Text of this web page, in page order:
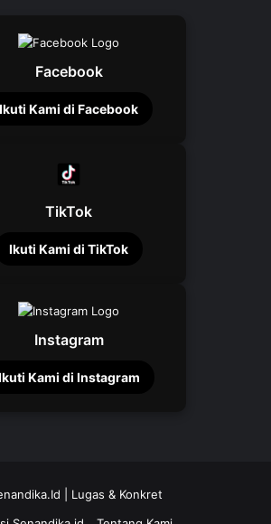
Facebook
Ikuti Kami di Facebook
TikTok
Ikuti Kami di TikTok
Instagram
Kami di Instagram
| Lugas & Konkret